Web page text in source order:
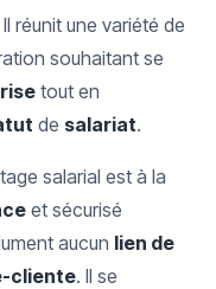
réunit une variété de
souhaitant se
tout en
de salariat.
salarial est à la
et sécurisé
aucun lien de
cliente. Il se